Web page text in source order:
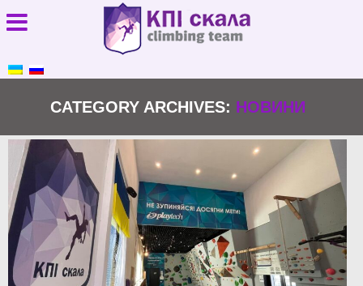
CATEGORY ARCHIVES: НОВИНИ